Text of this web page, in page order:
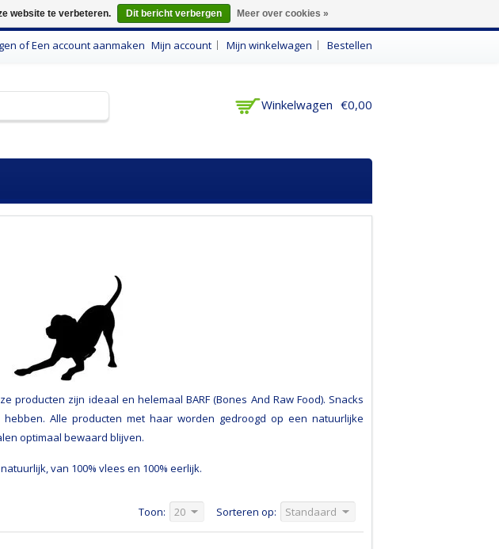
ofEen account aanmaken Mijn account Mijn winkelwagen Bestellen
Winkelwagen €0,00
producten zijn ideaal en helemaal BARF (Bones And Raw Food). Snacks
Alle producten met haar worden gedroogd op een natuurlijke
optimaal bewaard blijven.
van 100% vlees en 100% eerlijk.
Sorteren op: Standaard
Toon: 20
website te verbeteren. Dit bericht verbergen Meer over cookies »